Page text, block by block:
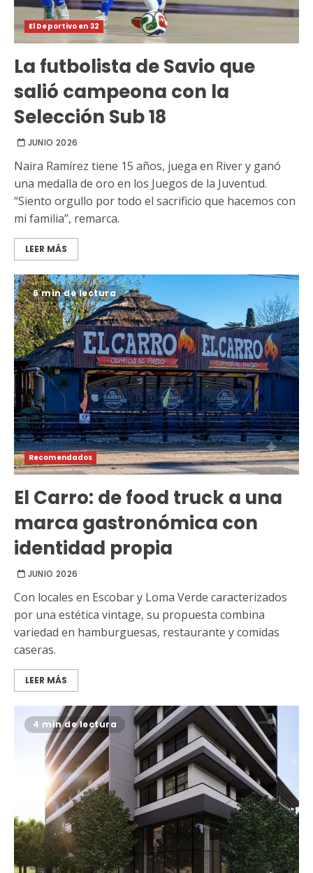
El Deportivo en 32
La futbolista de Savio que
salió campeona con la
Selección Sub 18
JUNIO 2026
Naira Ramírez tiene 15 años, juega en River y ganó
una medalla de oro en los Juegos de la Juventud.
“Siento orgullo por todo el sacrificio que hacemos con
mi familia”, remarca.
LEER MÁS
6 min de lectura
Recomendados
El Carro: de food truck a una
marca gastronómica con
identidad propia
JUNIO 2026
Con locales en Escobar y Loma Verde caracterizados
por una estética vintage, su propuesta combina
variedad en hamburguesas, restaurante y comidas
caseras.
LEER MÁS
4 min de lectura